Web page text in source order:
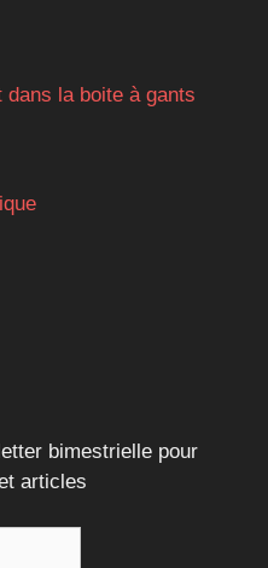
la boite à gants
bimestrielle pour
articles